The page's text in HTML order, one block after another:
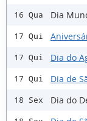
16 Qua Dia
17 Qui
17 Qui Dia do
17 Qui Dia de
18 Sex Dia do